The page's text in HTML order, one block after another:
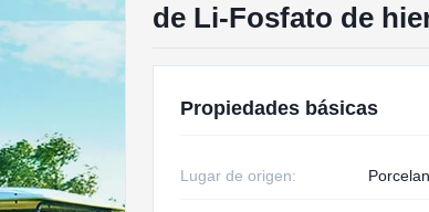
de Li-Fosfato de
Propiedades básicas
Lugar de origen: